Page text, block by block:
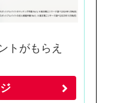
トがもらえ